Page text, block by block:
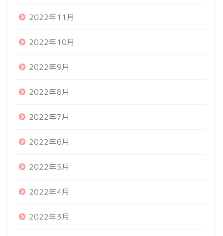
2022年11月
2022年10月
2022年9月
2022年8月
2022年7月
2022年6月
2022年5月
2022年4月
2022年3月